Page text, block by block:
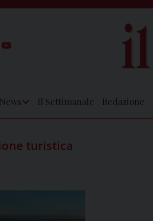
News Il Settimanale Redazione
turistica